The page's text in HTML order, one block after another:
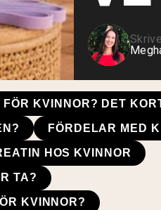
KVINNOR? DET
FÖRDELAR MED
HOS KVINNOR
TA?
KVINNOR?